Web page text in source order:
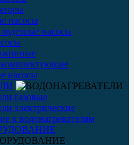
насосы
насосы
насосы
газовые
электрические
к водонагревателям